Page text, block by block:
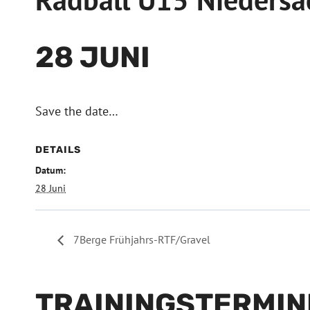
28 JUNI
Save the date…
DETAILS
Datum:
28 Juni
7Berge Frühjahrs-RTF/Gravel